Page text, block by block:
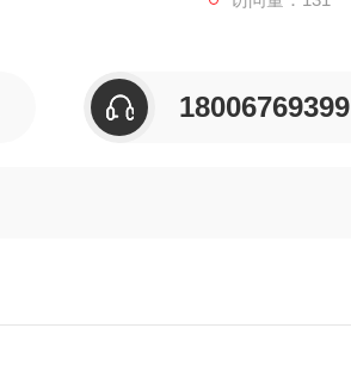
18006769399